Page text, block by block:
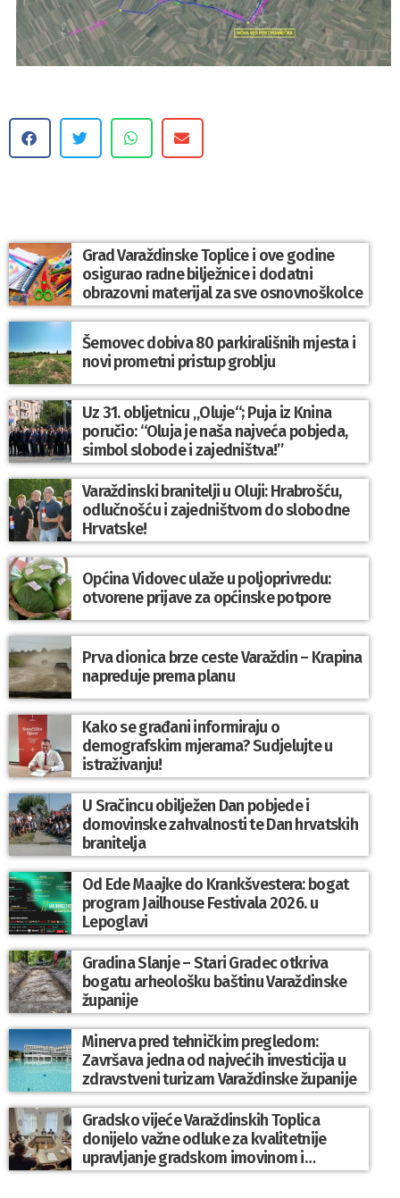
Grad Varaždinske Toplice i ove godine
osigurao radne bilježnice i dodatni
obrazovni materijal za sve osnovnoškolce
Šemovec dobiva 80 parkirališnih mjesta i
novi prometni pristup groblju
Uz 31. obljetnicu „Oluje“; Puja iz Knina
poručio: “Oluja je naša najveća pobjeda,
simbol slobode i zajedništva!”
Varaždinski branitelji u Oluji: Hrabrošću,
odlučnošću i zajedništvom do slobodne
Hrvatske!
Općina Vidovec ulaže u poljoprivredu:
otvorene prijave za općinske potpore
Prva dionica brze ceste Varaždin – Krapina
napreduje prema planu
Kako se građani informiraju o
demografskim mjerama? Sudjelujte u
istraživanju!
U Sračincu obilježen Dan pobjede i
domovinske zahvalnosti te Dan hrvatskih
branitelja
Od Ede Maajke do Krankšvestera: bogat
program Jailhouse Festivala 2026. u
Lepoglavi
Gradina Slanje – Stari Gradec otkriva
bogatu arheološku baštinu Varaždinske
županije
Minerva pred tehničkim pregledom:
Završava jedna od najvećih investicija u
zdravstveni turizam Varaždinske županije
Gradsko vijeće Varaždinskih Toplica
donijelo važne odluke za kvalitetnije
upravljanje gradskom imovinom i
komunalnim sustavom